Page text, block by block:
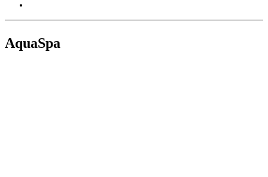
AquaSpa